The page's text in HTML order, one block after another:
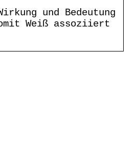
und Bedeutung
Weiß assoziiert